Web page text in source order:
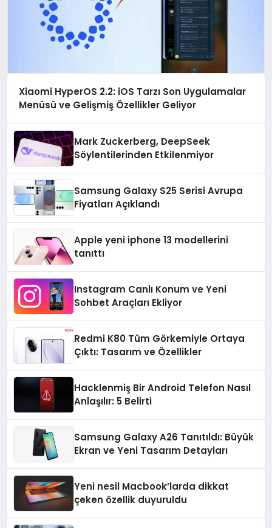
Xiaomi HyperOS 2.2: iOS Tarzı Son Uygulamalar
Menüsü ve Gelişmiş Özellikler Geliyor
Mark Zuckerberg, DeepSeek
Söylentilerinden Etkilenmiyor
Samsung Galaxy S25 Serisi Avrupa
Fiyatları Açıklandı
Apple yeni iphone 13 modellerini
tanıttı
Instagram Canlı Konum ve Yeni
Sohbet Araçları Ekliyor
Redmi K80 Tüm Görkemiyle Ortaya
Çıktı: Tasarım ve Özellikler
Hacklenmiş Bir Android Telefon Nasıl
Anlaşılır: 5 Belirti
Samsung Galaxy A26 Tanıtıldı: Büyük
Ekran ve Yeni Tasarım Detayları
Yeni nesil Macbook’larda dikkat
çeken özellik duyuruldu